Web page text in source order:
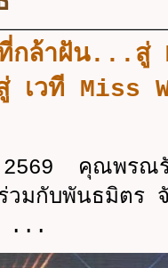
ที่กล้าฝัน...
สู่ เวที
2569 คุณพร
กับพันธมิตร จั
...